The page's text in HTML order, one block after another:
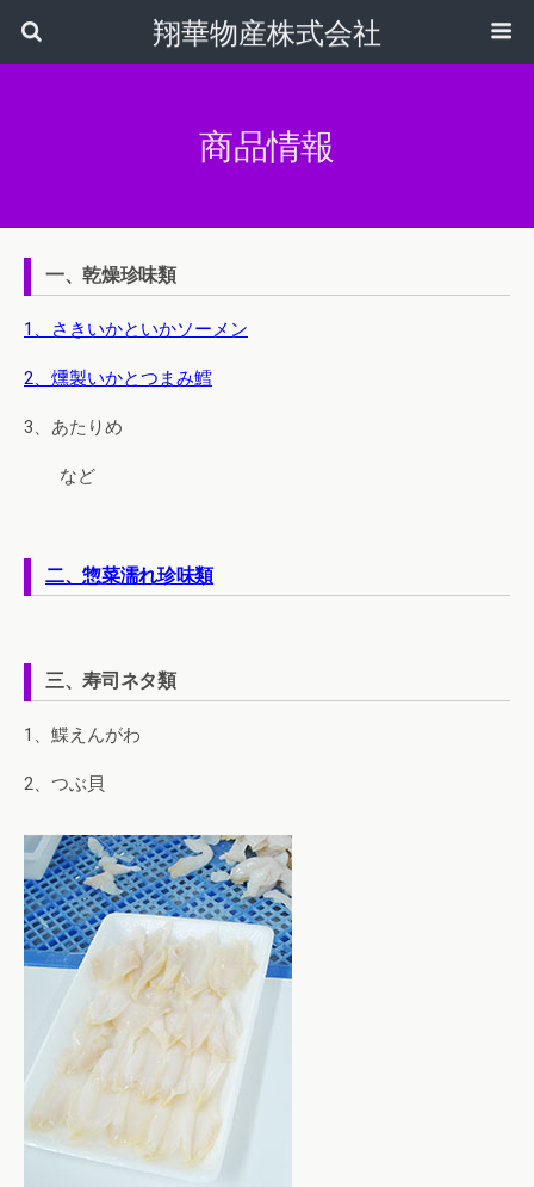
翔華物産株式会社
商品情報
一、乾燥珍味類
1、さきいかといかソーメン
2、燻製いかとつまみ鱈
3、あたりめ
など
二、惣菜濡れ珍味類
三、寿司ネタ類
1、鰈えんがわ
2、つぶ貝